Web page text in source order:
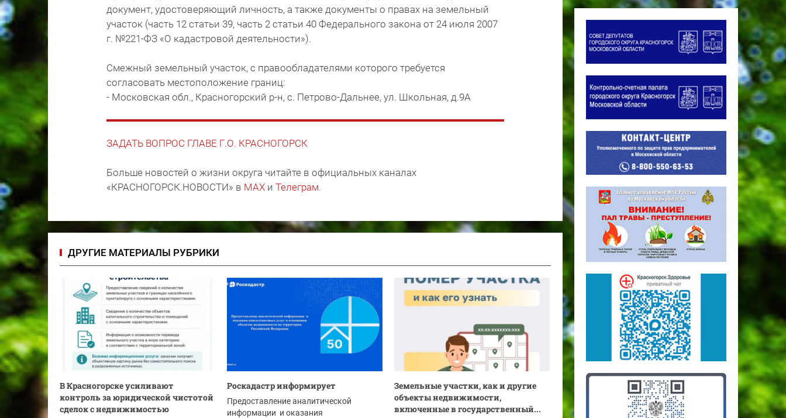
документ, удостоверяющий личность, а также документы о правах на земельный
участок (часть 12 статьи 39, часть 2 статьи 40 Федерального закона от 24 июля 2007
г. №221-ФЗ «О кадастровой деятельности»).
Смежный земельный участок, с правообладателями которого требуется
согласовать местоположение границ:
- Московская обл., Красногорский р-н, с. Петрово-Дальнее, ул. Школьная, д.9А
ЗАДАТЬ ВОПРОС ГЛАВЕ Г.О. КРАСНОГОРСК
Больше новостей о жизни округа читайте в официальных каналах
«КРАСНОГОРСК.НОВОСТИ» в MAX и Телеграм.
ДРУГИЕ МАТЕРИАЛЫ РУБРИКИ
В Красногорске усиливают
контроль за юридической чистотой
сделок с недвижимостью
Роскадастр информирует
Предоставление аналитической
информации и оказания
Земельные участки, как и другие
объекты недвижимости,
включенные в государственный...